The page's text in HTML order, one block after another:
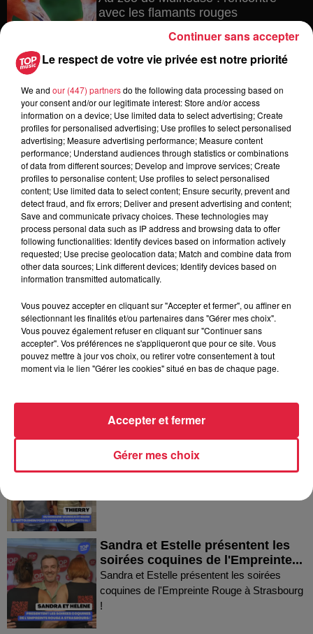
avec les flamants rouges
Les dernières infos sur la venue du
pape à Metz en septembre
5 août 2026
Europa-Park : des précisons sur
l’après Euro-Mir
Dans la même série
Fanny nous présente le festival
Festimania !
Thierry du Domaine Wunsch et
Mann à Wettolsheim !
Sandra et Estelle présentent les
soirées coquines de l'Empreinte...
Sandra et Estelle présentent les soirées
coquines de l'Empreinte Rouge à Strasbourg
!
Le respect de votre vie privée est notre priorité
We and our (447) partnersdo the following data processing based on
your consent and/or our legitimate interest: Store and/or access
information on a device; Use limited data to select advertising; Create
profiles for personalised advertising; Use profiles to select personalised
advertising; Measure advertising performance; Measure content
performance; Understand audiences through statistics or combinations
of data from different sources; Develop and improve services; Create
profiles to personalise content; Use profiles to select personalised
content; Use limited data to select content; Ensure security, prevent and
detect fraud, and fix errors; Deliver and present advertising and content;
Save and communicate privacy choices. These technologies may
process personal data such as IP address and browsing data to offer
following functionalities: Identify devices based on information actively
requested; Use precise geolocation data; Match and combine data from
other data sources; Link different devices; Identify devices based on
information transmitted automatically.
Vous pouvez accepter en cliquant sur "Accepter et fermer", ou affiner en
sélectionnant les finalités et/ou partenaires dans "Gérer mes choix".
Vous pouvez également refuser en cliquant sur "Continuer sans
accepter". Vos préférences ne s'appliqueront que pour ce site. Vous
pouvez mettre à jour vos choix, ou retirer votre consentement à tout
moment via le lien "Gérer les cookies" situé en bas de chaque page.
Gérer mes choix
Accepter et fermer
Continuer sans accepter